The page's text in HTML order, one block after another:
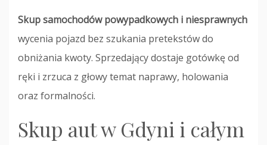
Skup samochodów powypadkowych i niesprawnych
wycenia pojazd bez szukania pretekstów do
obniżania kwoty. Sprzedający dostaje gotówkę od
ręki i zrzuca z głowy temat naprawy, holowania
oraz formalności.
Skup aut w Gdyni i całym